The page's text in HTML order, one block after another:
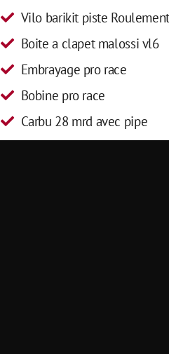
Vilo barikit piste
Boite a clapet malossi vl6
Embrayage pro race
Bobine pro race
Carbu 28 mrd avec pipe